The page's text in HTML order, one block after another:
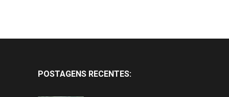
POSTAGENS RECENTES: